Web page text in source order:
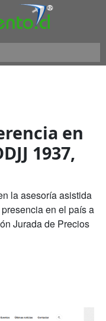
en
1937,
la asesoría asistida
en el país a
Jurada de Precios